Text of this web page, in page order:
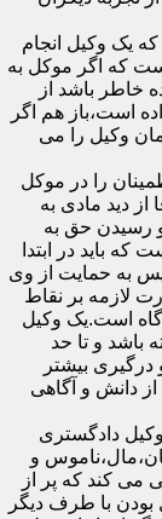
یک وکیل انجام
که اگر موکل به
خاطر باشد از
است،باز هم اگر
وکیل را می
را در موکل
از دید مادی به
و رسیدن حق به
که باید در ابتدا
به حمایت از وی
لازمه بر نقاط
است.یک وکیل
باشد و تا حد
بیشتر
دانش و آگاهی
دادگستری
و
می کند که پر از
بودن با طرف دیگر